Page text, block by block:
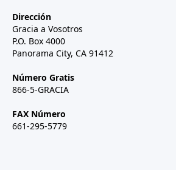
Dirección
Gracia a Vosotros
P.O. Box 4000
Panorama City, CA 91412
Número Gratis
866-5-GRACIA
FAX Número
661-295-5779